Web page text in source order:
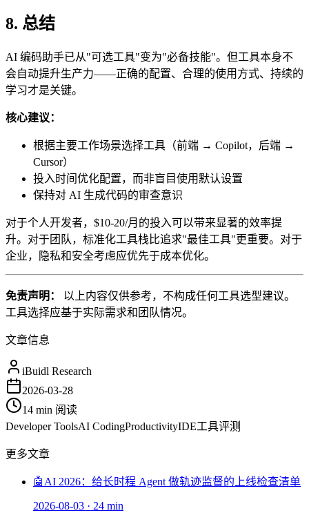
8. 总结
AI 编码助手已从"可选工具"变为"必备技能"。但工具本身不
会自动提升生产力——正确的配置、合理的使用方式、持续的
学习才是关键。
核心建议：
根据主要工作场景选择工具（前端 → Copilot，后端 →
Cursor）
投入时间优化配置，而非盲目使用默认设置
保持对 AI 生成代码的审查意识
对于个人开发者，$10-20/月的投入可以带来显著的效率提
升。对于团队，标准化工具栈比追求"最佳工具"更重要。对于
企业，隐私和安全考虑应优先于成本优化。
免责声明：
以上内容仅供参考，不构成任何工具选型建议。
工具选择应基于实际需求和团队情况。
文章信息
iBuidl Research
2026-03-28
14 min 阅读
Developer ToolsAI CodingProductivityIDE工具评测
更多文章
🤖 AI 2026：给长时程 Agent 做轨迹监督的上线检查清单
2026-08-03 · 24 min